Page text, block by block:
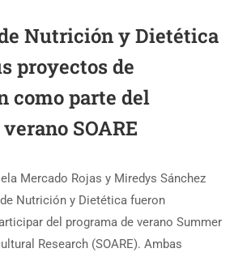
Nutrición y Dietética
proyectos de
como parte del
SOARE
Mercado Rojas y Miredys Sánchez
Nutrición y Dietética fueron
del programa de verano Summer
Research (SOARE). Ambas